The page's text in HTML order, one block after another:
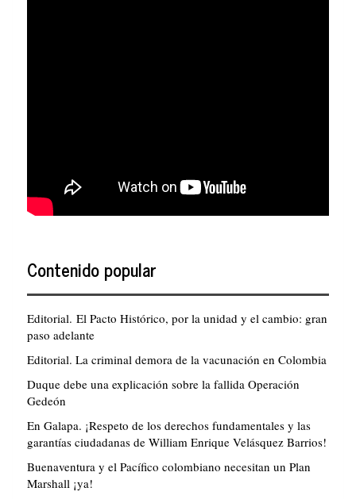
Contenido popular
Editorial. El Pacto Histórico, por la unidad y el cambio: gran
paso adelante
Editorial. La criminal demora de la vacunación en Colombia
Duque debe una explicación sobre la fallida Operación
Gedeón
En Galapa. ¡Respeto de los derechos fundamentales y las
garantías ciudadanas de William Enrique Velásquez Barrios!
Buenaventura y el Pacífico colombiano necesitan un Plan
Marshall ¡ya!